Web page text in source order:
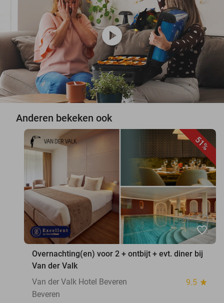
play_circle
Anderen bekeken ook
51%
favorite_border
Overnachting(en) voor 2 + ontbijt + evt. diner bij
Van der Valk
Van der Valk Hotel Beveren
9.5 star
Beveren